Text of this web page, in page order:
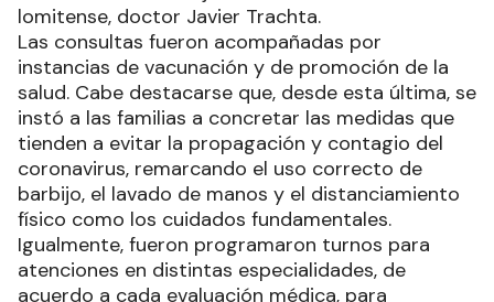
lomitense, doctor Javier Trachta.
Las consultas fueron acompañadas por
instancias de vacunación y de promoción de la
salud. Cabe destacarse que, desde esta última, se
instó a las familias a concretar las medidas que
tienden a evitar la propagación y contagio del
coronavirus, remarcando el uso correcto de
barbijo, el lavado de manos y el distanciamiento
físico como los cuidados fundamentales.
Igualmente, fueron programaron turnos para
atenciones en distintas especialidades, de
acuerdo a cada evaluación médica, para